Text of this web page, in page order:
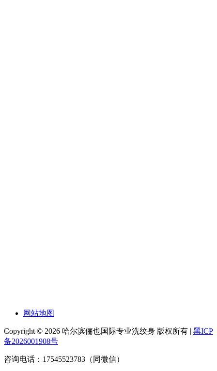
网站地图
Copyright © 2026 哈尔滨俪也国际专业洗纹身 版权所有 | 黑ICP
备2026001908号
咨询电话：17545523783（同微信）